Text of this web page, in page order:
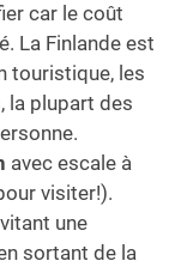
car le coût
La Finlande est
touristique, les
la plupart des
avec escale à
visiter!).
une
sortant de la